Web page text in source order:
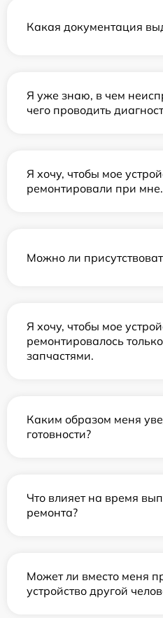
Какая документация
Я уже знаю, в чем
чего проводить
Я хочу, чтобы мое
ремонтировали при мне.
Можно ли
Я хочу, чтобы мое
ремонтировалось
запчастями.
Каким образом меня
готовности?
Что влияет на время
ремонта?
Может ли вместо меня
устройство другой